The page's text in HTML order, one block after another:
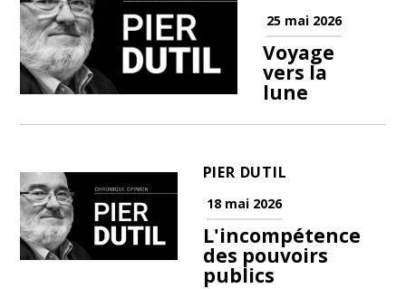
25 mai 2026
Voyage
vers la
lune
PIER DUTIL
18 mai 2026
L'incompétence
des pouvoirs
publics